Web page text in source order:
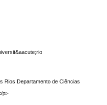
Rios Departamento de Ciências
p>